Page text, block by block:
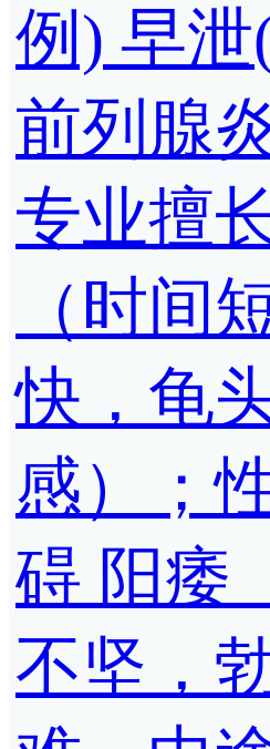
例) 早泄
前列腺
专业擅
（时间
快，龟
感）；
碍 阳痿
不坚，